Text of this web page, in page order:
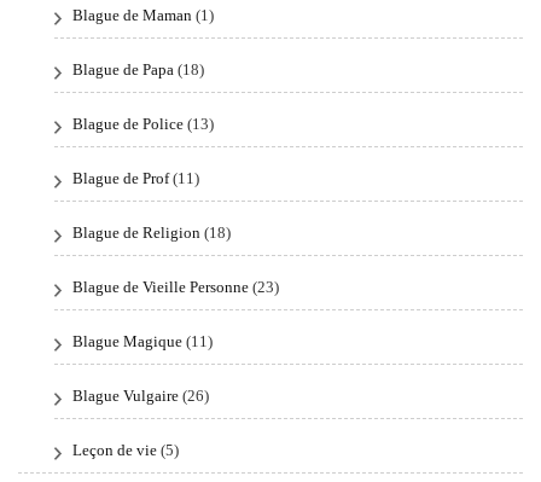
Blague de Maman (1)
Blague de Papa (18)
Blague de Police (13)
Blague de Prof(11)
Blague de Religion (18)
Blague de Vieille Personne (23)
Blague Magique (11)
Blague Vulgaire (26)
Leçon de vie (5)